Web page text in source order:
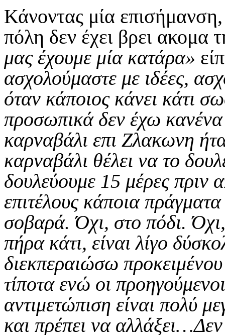
Κάνοντας μία
πόλη δεν έχει βρει ακομα
μας έχουμε μία κατάρα»
ασχολούμαστε με ιδέες,
όταν κάποιος κάνει κάτι
προσωπικά δεν έχω
καρναβάλι επι Ζλακωνη
καρναβάλι θέλει να το
δουλεύουμε 15 μέρες πριν
επιτέλους κάποια
σοβαρά. Όχι, στο πόδι. Όχι,
πήρα κάτι, είναι λίγο
διεκπεραιώσω
τίποτα ενώ οι
αντιμετώπιση είναι πολύ
και πρέπει να